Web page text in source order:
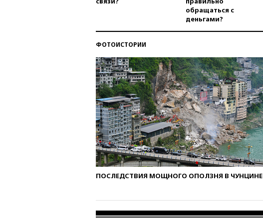
обращаться с
деньгами?
ФОТОИСТОРИИ
ПОСЛЕДСТВИЯ МОЩНОГО ОПОЛЗНЯ В ЧУНЦИНЕ